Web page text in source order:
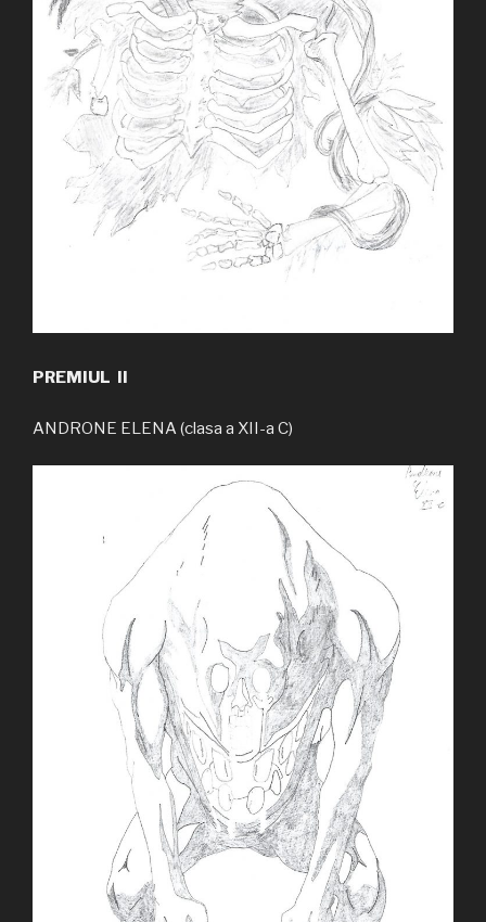
PREMIUL II
ANDRONE ELENA (clasa a XII-a C)